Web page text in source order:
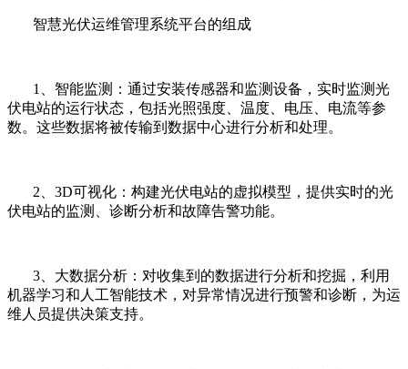
智慧光伏运维管理系统平台的组成
1、智能监测：通过安装传感器和监测设备，实时监测光
伏电站的运行状态，包括光照强度、温度、电压、电流等参
数。这些数据将被传输到数据中心进行分析和处理。
2、3D可视化：构建光伏电站的虚拟模型，提供实时的光
伏电站的监测、诊断分析和故障告警功能。
3、大数据分析：对收集到的数据进行分析和挖掘，利用
机器学习和人工智能技术，对异常情况进行预警和诊断，为运
维人员提供决策支持。